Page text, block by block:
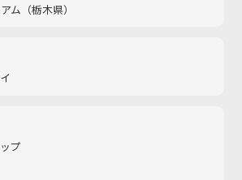
ム（栃木県）
プ